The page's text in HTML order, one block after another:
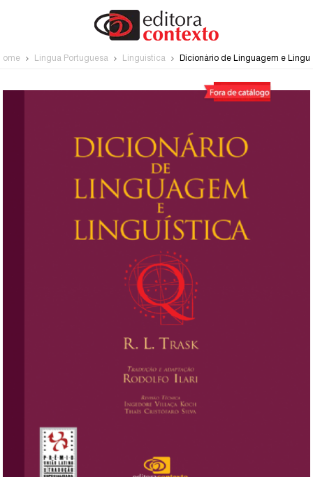
Língua Portuguesa Linguística Dicionário de Linguagem e